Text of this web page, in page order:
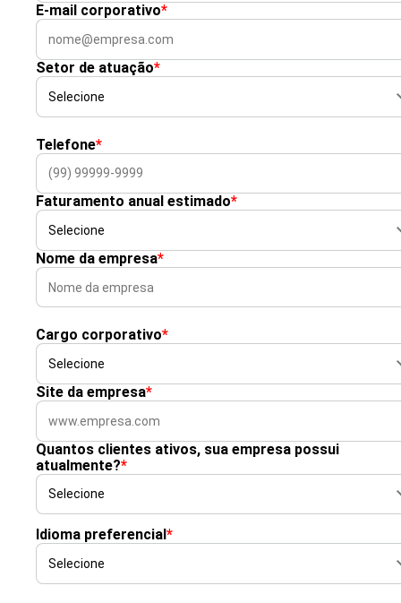
E-mail corporativo*
Setor de atuação*
Telefone*
Faturamento anual estimado*
Nome da empresa*
Cargo corporativo*
Site da empresa*
Quantos clientes ativos, sua empresa possui
atualmente?*
Idioma preferencial *